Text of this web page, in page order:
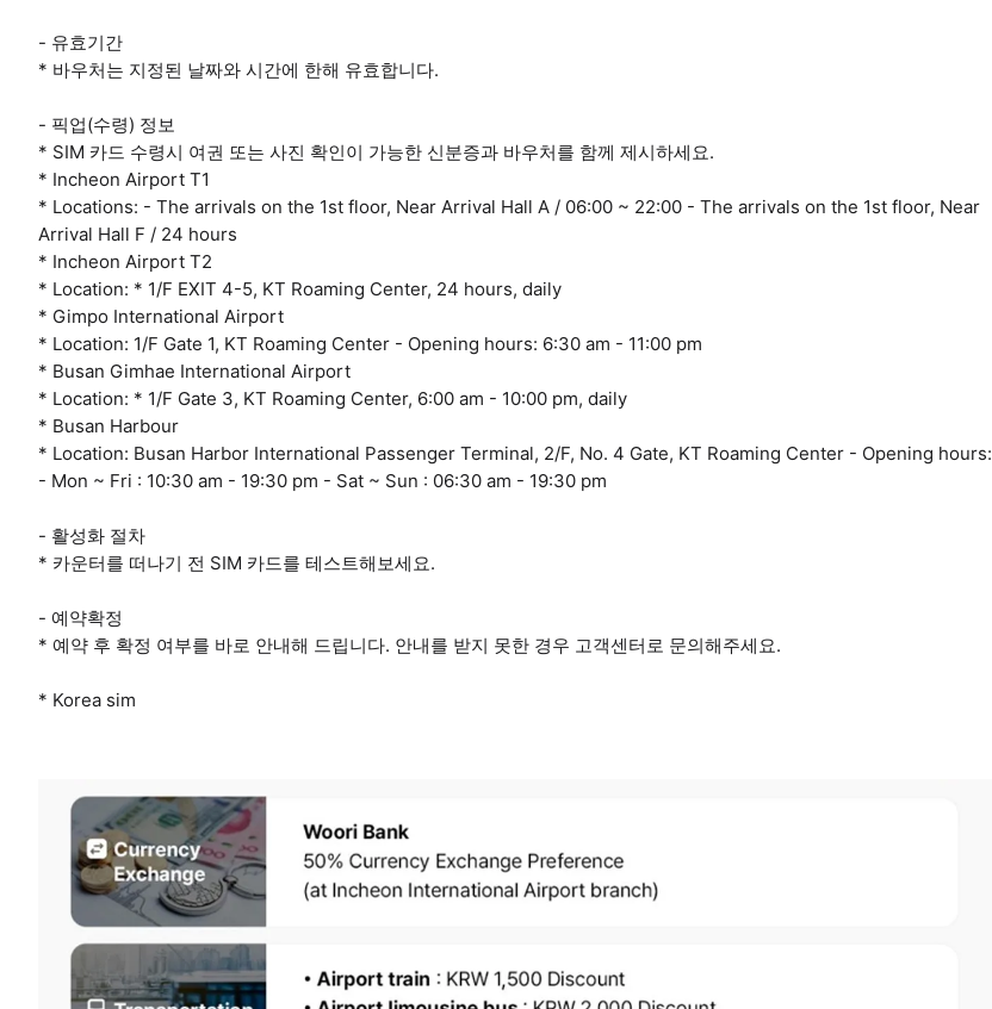
- 유효기간
* 바우처는 지정된 날짜와 시간에 한해 유효합니다.
- 픽업(수령) 정보
* SIM 카드 수령시 여권 또는 사진 확인이 가능한 신분증과 바우처를 함께 제시하세요.
* Incheon Airport T1
* Locations: - The arrivals on the 1st floor, Near Arrival Hall A / 06:00 ~ 22:00 - The arrivals on the 1st floor, Near
Arrival Hall F / 24 hours
* Incheon Airport T2
* Location: * 1/F EXIT 4-5, KT Roaming Center, 24 hours, daily
* Gimpo International Airport
* Location: 1/F Gate 1, KT Roaming Center - Opening hours: 6:30 am - 11:00 pm
* Busan Gimhae International Airport
* Location: * 1/F Gate 3, KT Roaming Center, 6:00 am - 10:00 pm, daily
* Busan Harbour
* Location: Busan Harbor International Passenger Terminal, 2/F, No. 4 Gate, KT Roaming Center - Opening hours:
- Mon ~ Fri : 10:30 am - 19:30 pm - Sat ~ Sun : 06:30 am - 19:30 pm
- 활성화 절차
* 카운터를 떠나기 전 SIM 카드를 테스트해보세요.
- 예약확정
* 예약 후 확정 여부를 바로 안내해 드립니다. 안내를 받지 못한 경우 고객센터로 문의해주세요.
* Korea sim